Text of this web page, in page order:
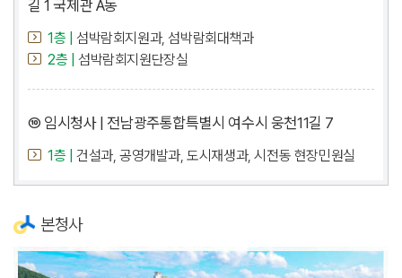
길 1 국제관 A동
1층 |
섬박람회지원과, 섬박람회대책과
2층 |
섬박람회지원단장실
⑩ 임시청사 | 전남광주통합특별시 여수시 웅천11길 7
1층 | 건설과, 공영개발과, 도시재생과, 시전동 현장민원실
본청사